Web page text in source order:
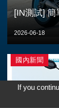
[IN測試] 簡
2026-06-18
國內新聞
If you